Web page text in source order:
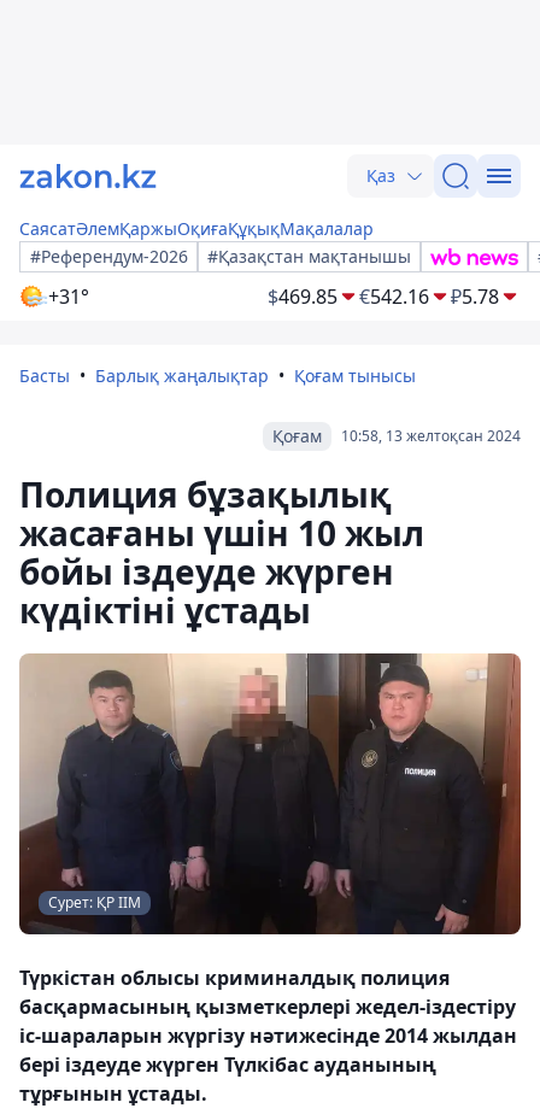
Қаз
СаясатӘлемҚаржыОқиғаҚұқықМақалалар
#Референдум-2026
#Қазақстан мақтанышы
+31° $469.85 €542.16 ₽5.78
Басты Барлық жаңалықтар Қоғам тынысы
10:58, 13 желтоқсан 2024
Қоғам
Полиция бұзақылық
жасағаны үшін 10 жыл
бойы іздеуде жүрген
күдіктіні ұстады
Сурет: ҚР ІІМ
Түркістан облысы криминалдық полиция
басқармасының қызметкерлері жедел-іздестіру
іс-шараларын жүргізу нәтижесінде 2014 жылдан
бері іздеуде жүрген Түлкібас ауданының
тұрғынын ұстады.